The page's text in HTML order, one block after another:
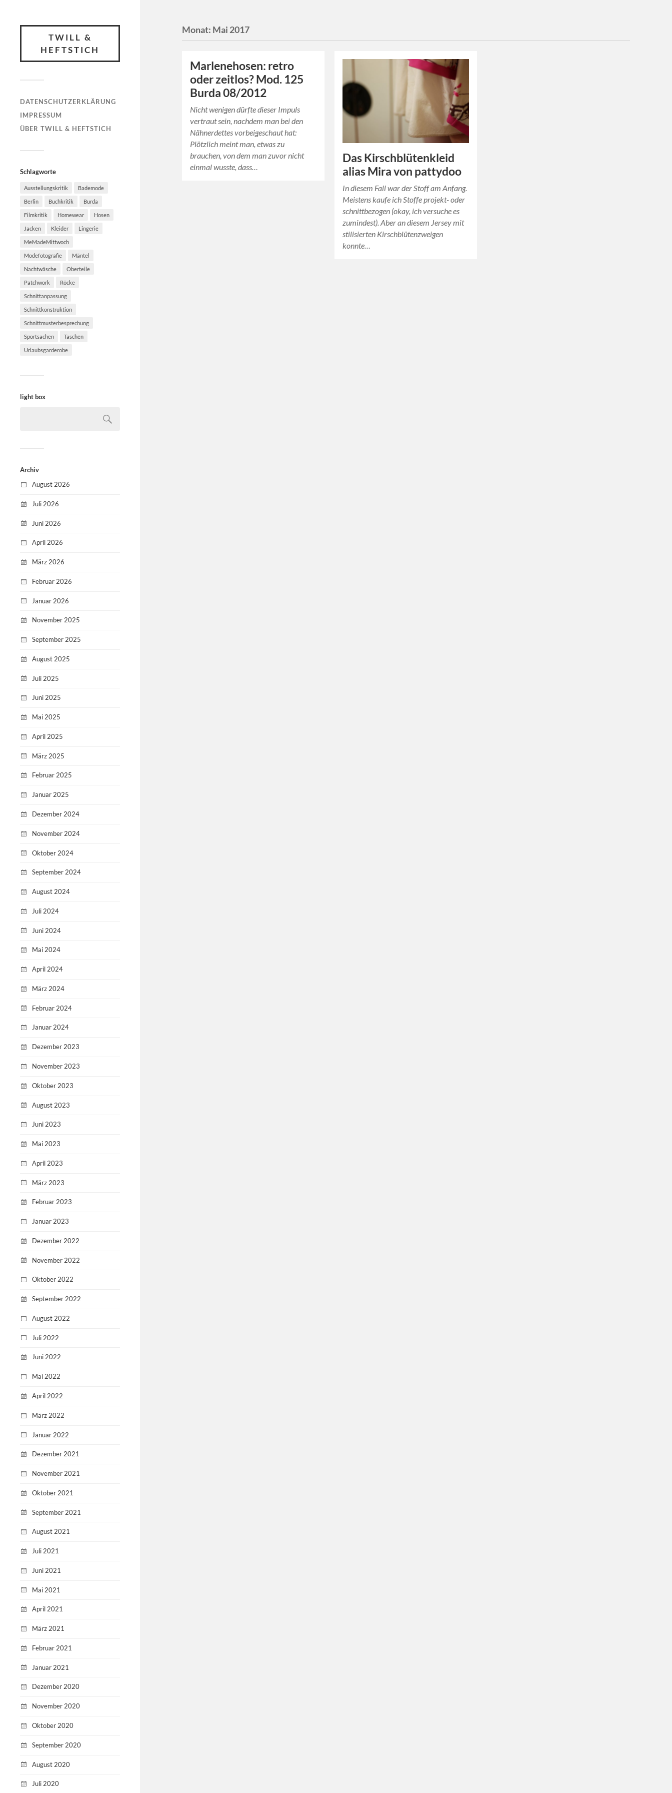
TWILL &
HEFTSTICH
DATENSCHUTZERKLÄRUNG
IMPRESSUM
ÜBER TWILL & HEFTSTICH
Schlagworte
Ausstellungskritik Bademode
Berlin Buchkritik Burda
Filmkritik Homewear Hosen
Jacken Kleider Lingerie
MeMadeMittwoch
Modefotografie Mäntel
Nachtwäsche Oberteile
Patchwork Röcke
Schnittanpassung
Schnittkonstruktion
Schnittmusterbesprechung
Sportsachen Taschen
Urlaubsgarderobe
light box
Archiv
August 2026
Juli 2026
Juni 2026
April 2026
März 2026
Februar 2026
Januar 2026
November 2025
September 2025
August 2025
Juli 2025
Juni 2025
Mai 2025
April 2025
März 2025
Februar 2025
Januar 2025
Dezember 2024
November 2024
Oktober 2024
September 2024
August 2024
Juli 2024
Juni 2024
Mai 2024
April 2024
März 2024
Februar 2024
Januar 2024
Dezember 2023
November 2023
Oktober 2023
August 2023
Juni 2023
Mai 2023
April 2023
März 2023
Februar 2023
Januar 2023
Dezember 2022
November 2022
Oktober 2022
September 2022
August 2022
Juli 2022
Juni 2022
Mai 2022
April 2022
März 2022
Januar 2022
Dezember 2021
November 2021
Oktober 2021
September 2021
August 2021
Juli 2021
Juni 2021
Mai 2021
April 2021
März 2021
Februar 2021
Januar 2021
Dezember 2020
November 2020
Oktober 2020
September 2020
August 2020
Juli 2020
Monat: Mai 2017
Marlenehosen: retro
oder zeitlos? Mod. 125
Burda 08/2012
Nicht wenigen dürfte dieser Impuls
vertraut sein, nachdem man bei den
Nähnerdettes vorbeigeschaut hat:
Plötzlich meint man, etwas zu
brauchen, von dem man zuvor nicht
einmal wusste, dass…
Das Kirschblütenkleid
alias Mira von pattydoo
In diesem Fall war der Stoff am Anfang.
Meistens kaufe ich Stoffe projekt- oder
schnittbezogen (okay, ich versuche es
zumindest). Aber an diesem Jersey mit
stilisierten Kirschblütenzweigen
konnte…